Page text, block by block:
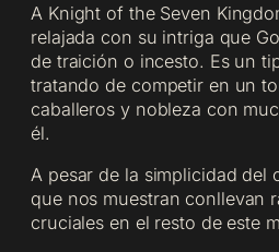
A Knight of the Seven
relajada con su intriga que
de traición o incesto. Es un
tratando de competir en un
caballeros y nobleza con
él.
A pesar de la simplicidad del
que nos muestran conllevan
cruciales en el resto de este